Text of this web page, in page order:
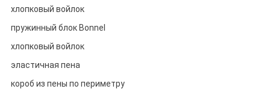
хлопковый войлок
пружинный блок Bonnel
хлопковый войлок
эластичная пена
короб из пены по периметру